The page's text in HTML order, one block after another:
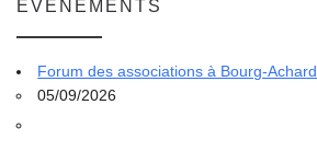
ÉVÈNEMENTS
Forum des associations à Bourg-Achard
05/09/2026